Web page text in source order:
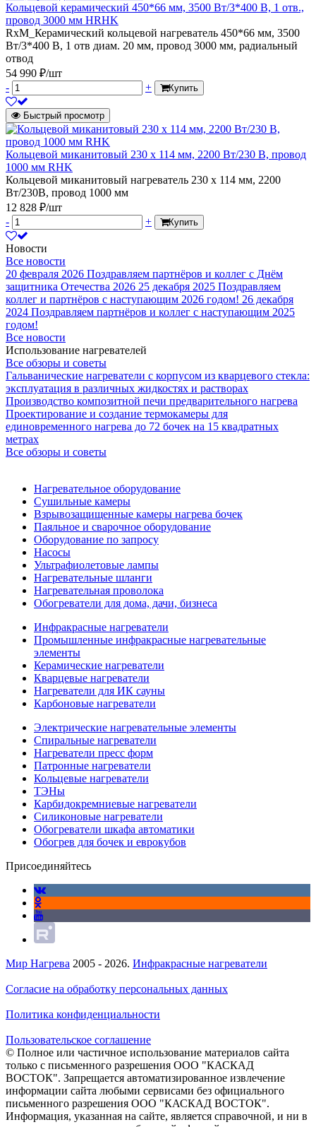
Кольцевой керамический 450*66 мм, 3500 Вт/3*400 В, 1 отв.,
провод 3000 мм HRHK
RxM_Керамический кольцевой нагреватель 450*66 мм, 3500
Вт/3*400 В, 1 отв диам. 20 мм, провод 3000 мм, радиальный
отвод
54 990 ₽/шт
-
+ Купить
Быстрый просмотр
Кольцевой миканитовый 230 х 114 мм, 2200 Вт/230 В, провод
1000 мм RHK
Кольцевой миканитовый нагреватель 230 х 114 мм, 2200
Вт/230В, провод 1000 мм
12 828 ₽/шт
-
+ Купить
Новости
Все новости
20 февраля 2026 Поздравляем партнёров и коллег с Днём
защитника Отечества 2026 25 декабря 2025 Поздравляем
коллег и партнёров с наступающим 2026 годом! 26 декабря
2024 Поздравляем партнёров и коллег с наступающим 2025
годом!
Все новости
Использование нагревателей
Все обзоры и советы
Гальванические нагреватели с корпусом из кварцевого стекла:
эксплуатация в различных жидкостях и растворах
Производство композитной печи предварительного нагрева
Проектирование и создание термокамеры для
единовременного нагрева до 72 бочек на 15 квадратных
метрах
Все обзоры и советы
Нагревательное оборудование
Сушильные камеры
Взрывозащищенные камеры нагрева бочек
Паяльное и сварочное оборудование
Оборудование по запросу
Насосы
Ультрафиолетовые лампы
Нагревательные шланги
Нагревательная проволока
Обогреватели для дома, дачи, бизнеса
Инфракрасные нагреватели
Промышленные инфракрасные нагревательные
элементы
Керамические нагреватели
Кварцевые нагреватели
Нагреватели для ИК сауны
Карбоновые нагреватели
Электрические нагревательные элементы
Спиральные нагреватели
Нагреватели пресс форм
Патронные нагреватели
Кольцевые нагреватели
ТЭНы
Карбидокремниевые нагреватели
Силиконовые нагреватели
Обогреватели шкафа автоматики
Обогрев для бочек и еврокубов
Присоединяйтесь
Мир Нагрева 2005 - 2026. Инфракрасные нагреватели
Согласие на обработку персональных данных
Политика конфиденциальности
Пользовательское соглашение
© Полное или частичное использование материалов сайта
только с письменного разрешения ООО "КАСКАД
ВОСТОК". Запрещается автоматизированное извлечение
информации сайта любыми сервисами без официального
письменного разрешения ООО "КАСКАД ВОСТОК".
Информация, указанная на сайте, является справочной, и ни в